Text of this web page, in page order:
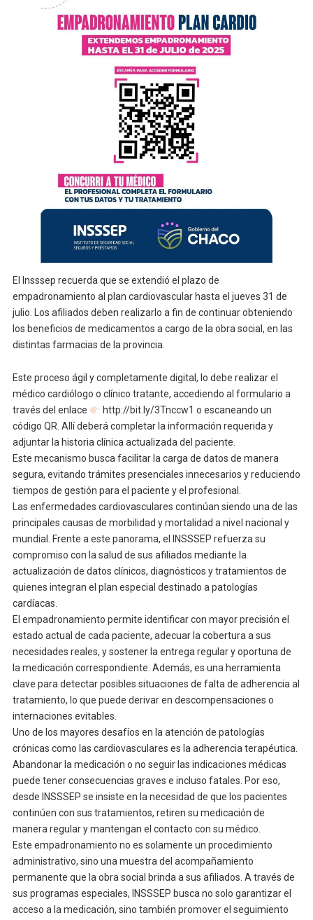
El Insssep recuerda que se extendió el plazo de
empadronamiento al plan cardiovascular hasta el jueves 31 de
julio. Los afiliados deben realizarlo a fin de continuar obteniendo
los beneficios de medicamentos a cargo de la obra social, en las
distintas farmacias de la provincia.
Este proceso ágil y completamente digital, lo debe realizar el
médico cardiólogo o clínico tratante, accediendo al formulario a
través del enlace
http://bit.ly/3Tnccw1 o escaneando un
código QR. Allí deberá completar la información requerida y
adjuntar la historia clínica actualizada del paciente.
Este mecanismo busca facilitar la carga de datos de manera
segura, evitando trámites presenciales innecesarios y reduciendo
tiempos de gestión para el paciente y el profesional.
Las enfermedades cardiovasculares continúan siendo una de las
principales causas de morbilidad y mortalidad a nivel nacional y
mundial. Frente a este panorama, el INSSSEP refuerza su
compromiso con la salud de sus afiliados mediante la
actualización de datos clínicos, diagnósticos y tratamientos de
quienes integran el plan especial destinado a patologías
cardíacas.
El empadronamiento permite identificar con mayor precisión el
estado actual de cada paciente, adecuar la cobertura a sus
necesidades reales, y sostener la entrega regular y oportuna de
la medicación correspondiente. Además, es una herramienta
clave para detectar posibles situaciones de falta de adherencia al
tratamiento, lo que puede derivar en descompensaciones o
internaciones evitables.
Uno de los mayores desafíos en la atención de patologías
crónicas como las cardiovasculares es la adherencia terapéutica.
Abandonar la medicación o no seguir las indicaciones médicas
puede tener consecuencias graves e incluso fatales. Por eso,
desde INSSSEP se insiste en la necesidad de que los pacientes
continúen con sus tratamientos, retiren su medicación de
manera regular y mantengan el contacto con su médico.
Este empadronamiento no es solamente un procedimiento
administrativo, sino una muestra del acompañamiento
permanente que la obra social brinda a sus afiliados. A través de
sus programas especiales, INSSSEP busca no solo garantizar el
acceso a la medicación, sino también promover el seguimiento